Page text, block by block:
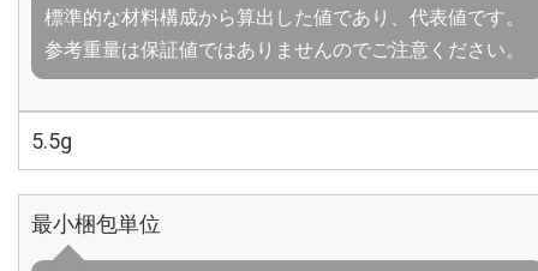
標準的な材料構成から算出した値であり、代表値です。
参考重量は保証値ではありませんのでご注意ください。
5.5g
最小梱包単位